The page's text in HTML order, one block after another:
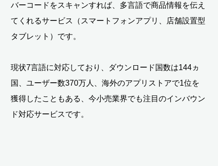
バーコードをスキャンすれば、多言語で商品情報を伝え
てくれるサービス（スマートフォンアプリ、店舗設置型
タブレット）です。
現状7言語に対応しており、ダウンロード国数は144ヵ
国、ユーザー数370万人、海外のアプリストアで1位を
獲得したこともある、今小売業界でも注目のインバウン
ド対応サービスです。